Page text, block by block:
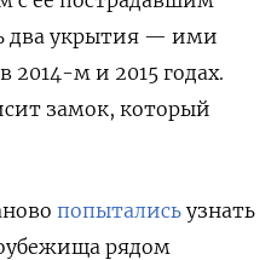
два укрытия — ими
2014-м и 2015 годах.
замок, который
попытались узнать
рядом